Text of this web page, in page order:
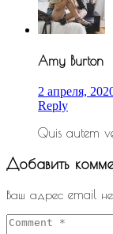
Amy Burton
2 апреля,
Reply
Quis autem
Добавить
Ваш адрес email